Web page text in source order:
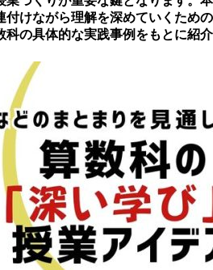
付けながら理解を深めていくための
科の具体的な実践事例をもとに紹介